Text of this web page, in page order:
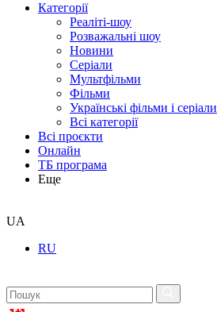
Категорії
Реаліті-шоу
Розважальні шоу
Новини
Серіали
Мультфільми
Фільми
Українські фільми і серіали
Всі категорії
Всі проєкти
Онлайн
ТБ програма
Еще
UA
RU